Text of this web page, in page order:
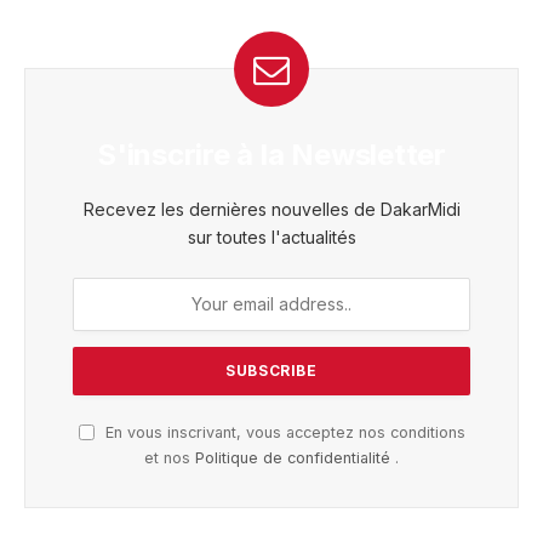
Recevez les dernières nouvelles de DakarMidi
sur toutes l'actualités
En vous inscrivant, vous acceptez nos conditions
et nos Politique de confidentialité .